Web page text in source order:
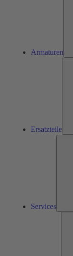
Armaturen
Ersatzteile
Services